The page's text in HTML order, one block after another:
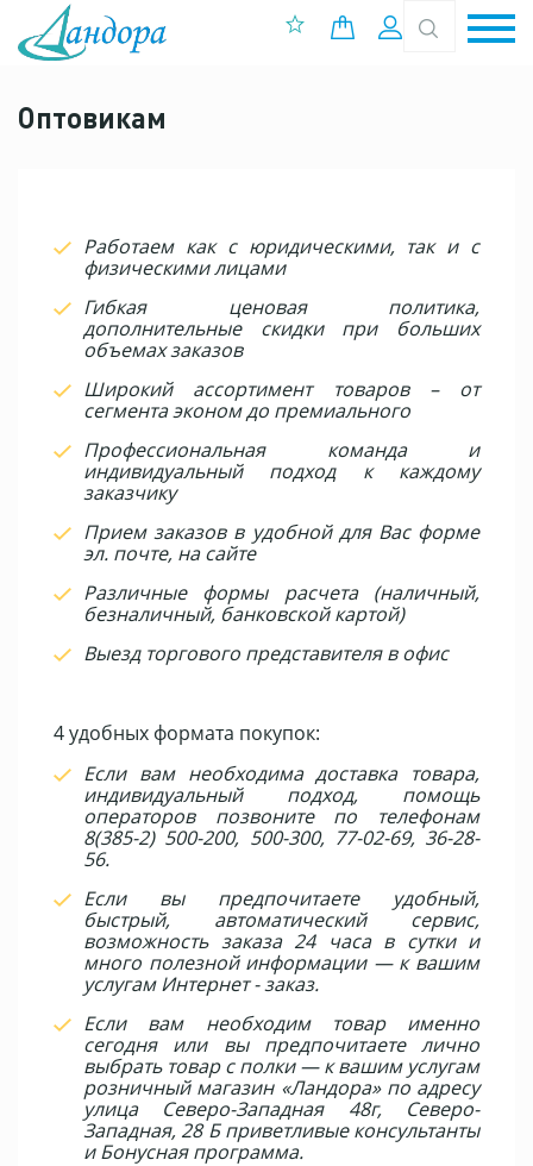
0 позиций
Вход
Оптовикам
Работаем как с юридическими, так и с
физическими лицами
Гибкая ценовая политика,
дополнительные скидки при больших
объемах заказов
Широкий ассортимент товаров – от
сегмента эконом до премиального
Профессиональная команда и
индивидуальный подход к каждому
заказчику
Прием заказов в удобной для Вас форме
эл. почте, на сайте
Различные формы расчета (наличный,
безналичный, банковской картой)
Выезд торгового представителя в офис
4 удобных формата покупок:
Если вам необходима доставка товара,
индивидуальный подход, помощь
операторов позвоните по телефонам
8(385-2) 500-200, 500-300, 77-02-69, 36-28-
56.
Если вы предпочитаете удобный,
быстрый, автоматический сервис,
возможность заказа 24 часа в сутки и
много полезной информации — к вашим
услугам Интернет - заказ.
Если вам необходим товар именно
сегодня или вы предпочитаете лично
выбрать товар с полки — к вашим услугам
розничный магазин «Ландора» по адресу
улица Северо-Западная 48г, Северо-
Западная, 28 Б приветливые консультанты
и Бонусная программа.